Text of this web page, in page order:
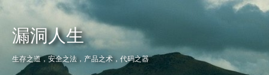
漏洞人生
生存之道，安全之法，产品之术，代码之器